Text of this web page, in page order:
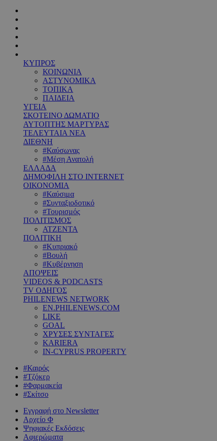
ΚΥΠΡΟΣ
ΚΟΙΝΩΝΙΑ
ΑΣΤΥΝΟΜΙΚΑ
ΤΟΠΙΚΑ
ΠΑΙΔΕΙΑ
ΥΓΕΙΑ
ΣΚΟΤΕΙΝΟ ΔΩΜΑΤΙΟ
ΑΥΤΟΠΤΗΣ ΜΑΡΤΥΡΑΣ
ΤΕΛΕΥΤΑΙΑ ΝΕΑ
ΔΙΕΘΝΗ
#Καύσωνας
#Μέση Ανατολή
ΕΛΛΑΔΑ
ΔΗΜΟΦΙΛΗ ΣΤΟ INTERNET
ΟΙΚΟΝΟΜΙΑ
#Καύσιμα
#Συνταξιοδοτικό
#Τουρισμός
ΠΟΛΙΤΙΣΜΟΣ
ΑΤΖΕΝΤΑ
ΠΟΛΙΤΙΚΗ
#Κυπριακό
#Βουλή
#Κυβέρνηση
ΑΠΟΨΕΙΣ
VIDEOS & PODCASTS
TV ΟΔΗΓΟΣ
PHILENEWS NETWORK
EN.PHILENEWS.COM
LIKE
GOAL
ΧΡΥΣΕΣ ΣΥΝΤΑΓΕΣ
KARIERA
IN-CYPRUS PROPERTY
#Καιρός
#Τζόκερ
#Φαρμακεία
#Σκίτσο
Εγγραφή στο Newsletter
Αρχείο Φ
Ψηφιακές Εκδόσεις
Αφιερώματα